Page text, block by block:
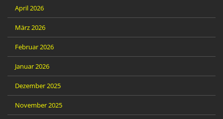
April 2026
März 2026
Februar 2026
Januar 2026
Dezember 2025
November 2025